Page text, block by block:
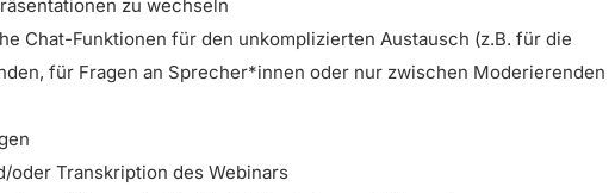
zu wechseln
Chat-Funktionen für den unkomplizierten Austausch (z.B. für die
für Fragen an Sprecher*innen oder nur zwischen Moderierenden
oder Transkription des Webinars